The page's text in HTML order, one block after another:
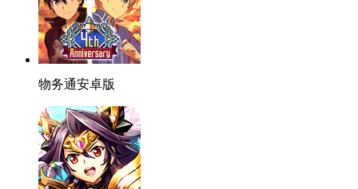
物务通安卓版